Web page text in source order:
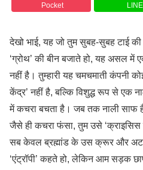
Pocket LINE
देखो भाई, यह जो तुम सुबह-सुबह टाई
‘ग्रोथ’ की बीन बजाते हो, यह असल
नहीं है। तुम्हारी यह चमचमाती कंपनी
केंद्र’ नहीं है, बल्कि विशुद्ध रूप से एक
में कचरा बचता है। जब तक नाली साफ
जैसे ही कचरा फंसा, तुम उसे ‘क्राइसिस
सब केवल ब्रह्मांड के उस क्रूर और
‘एंट्रॉपी’ कहते हो, लेकिन आम सड़क